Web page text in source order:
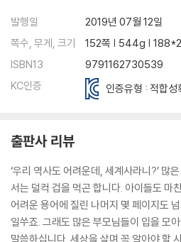
발행일
2019년 07월 12일
쪽수, 무게, 크기
152쪽 | 544g |
ISBN13
9791162730539
KC인증
인증유형 : 적합성
출판사 리뷰
‘우리 역사도 어려운데, 세계사라니?’ 많
서는 덜컥 겁을 먹곤 합니다. 아이들도 마
어려운 용어에 질린 나머지 몇 페이지도
일쑤죠. 그래도 많은 부모님들이 입을 모
말씀하십니다. 세상을 살며 꼭 알아야 할